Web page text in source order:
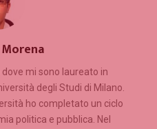
mi sono laureato in
degli Studi di Milano.
ho completato un ciclo
politica e pubblica. Nel